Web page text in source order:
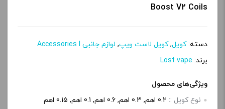
Boost V2 Coils
دسته:کویل,کویل لاست ویپ, لوازم جانبی Accessories l
برند: Lost vape
ویژگی‌های محصول
نوع کویل :: 0.2 اهم, 0.3 اهم, 0.6 اهم, 0.1 اهم, 0.15 اهم